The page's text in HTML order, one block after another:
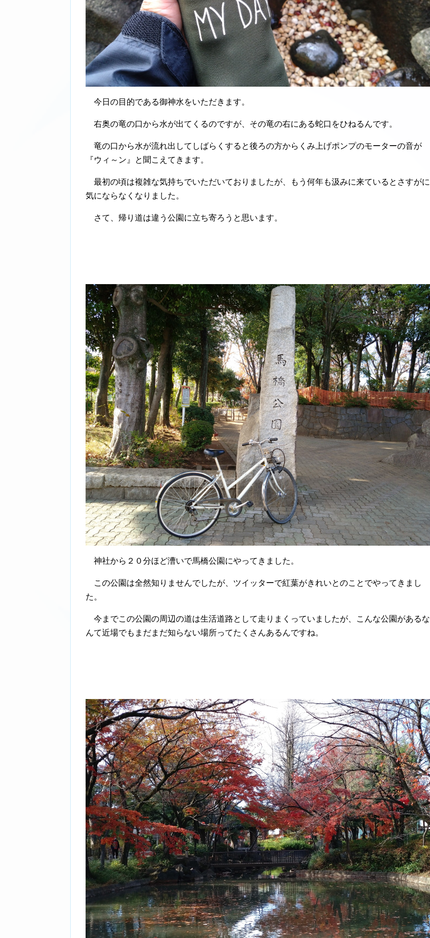
今日の目的である御神水をいただきます。
右奥の竜の口から水が出てくるのですが、その竜の右にある蛇口をひねるんです。
竜の口から水が流れ出してしばらくすると後ろの方からくみ上げポンプのモーターの音が
『ウィ～ン』と聞こえてきます。
最初の頃は複雑な気持ちでいただいておりましたが、もう何年も汲みに来ているとさすがに
気にならなくなりました。
さて、帰り道は違う公園に立ち寄ろうと思います。
神社から２０分ほど漕いで馬橋公園にやってきました。
この公園は全然知りませんでしたが、ツイッターで紅葉がきれいとのことでやってきまし
た。
今までこの公園の周辺の道は生活道路として走りまくっていましたが、こんな公園があるな
んて近場でもまだまだ知らない場所ってたくさんあるんですね。